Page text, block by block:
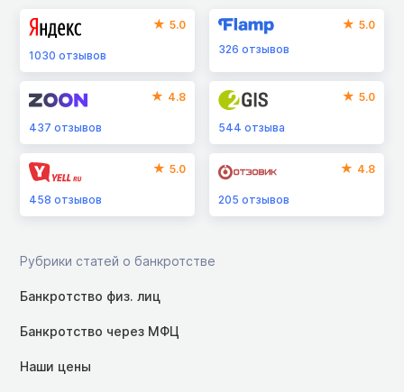
5.0
1030 отзывов
5.0
326отзывов
4.8
437 отзывов
5.0
544отзыва
5.0
458 отзывов
4.8
205отзывов
Рубрики статей о банкротстве
Банкротство физ. лиц
Банкротство через МФЦ
Наши цены